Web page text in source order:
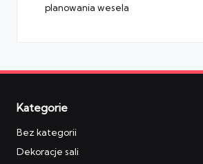
planowania wesela
Kategorie
Bez kategorii
Dekoracje sali